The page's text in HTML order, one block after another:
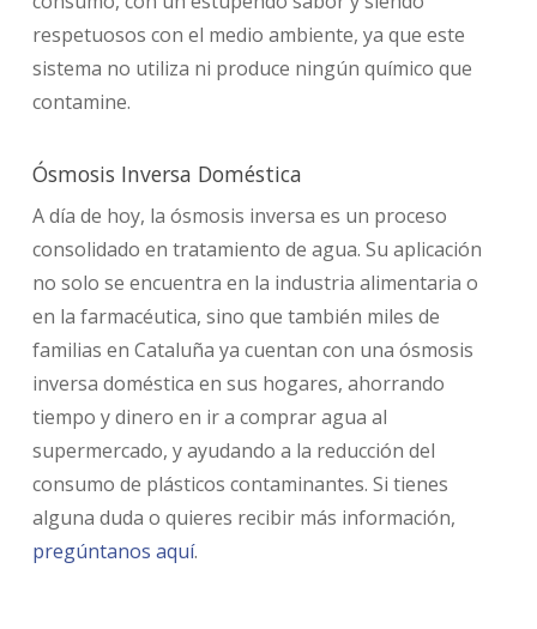
respetuosos con el medio ambiente, ya que este
sistema no utiliza ni produce ningún químico que
contamine.
Ósmosis Inversa Doméstica
A día de hoy, la ósmosis inversa es un proceso
consolidado en tratamiento de agua. Su aplicación
no solo se encuentra en la industria alimentaria o
en la farmacéutica, sino que también miles de
familias en Cataluña ya cuentan con una ósmosis
inversa doméstica en sus hogares, ahorrando
tiempo y dinero en ir a comprar agua al
supermercado, y ayudando a la reducción del
consumo de plásticos contaminantes. Si tienes
alguna duda o quieres recibir más información,
pregúntanos aquí.